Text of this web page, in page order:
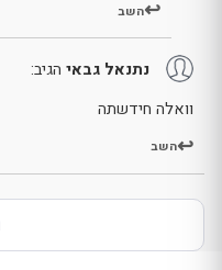
השב
נתנאל גבאי הגיב:
וואלה חידשתה
השב